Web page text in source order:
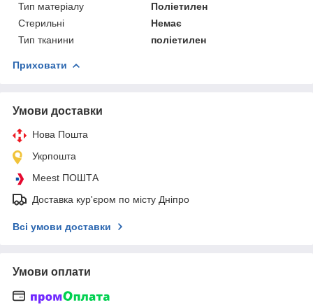
Тип матеріалу
Поліетилен
Стерильні
Немає
Тип тканини
поліетилен
Приховати
Умови доставки
Нова Пошта
Укрпошта
Meest ПОШТА
Доставка кур'єром по місту Дніпро
Всі умови доставки
Умови оплати